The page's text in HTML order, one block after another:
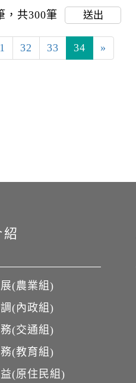
，共300筆 送出
32 33 34 »
(農業組)
(內政組)
(交通組)
(教育組)
(原住民組)